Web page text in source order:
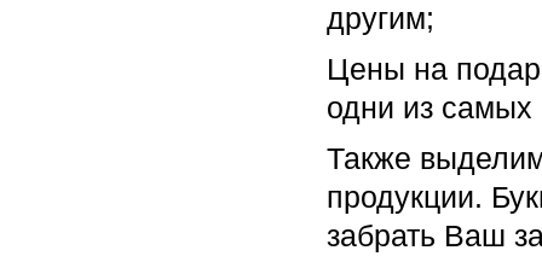
другим;
Цены на
одни из самых
Также
продукции.
забрать Ваш